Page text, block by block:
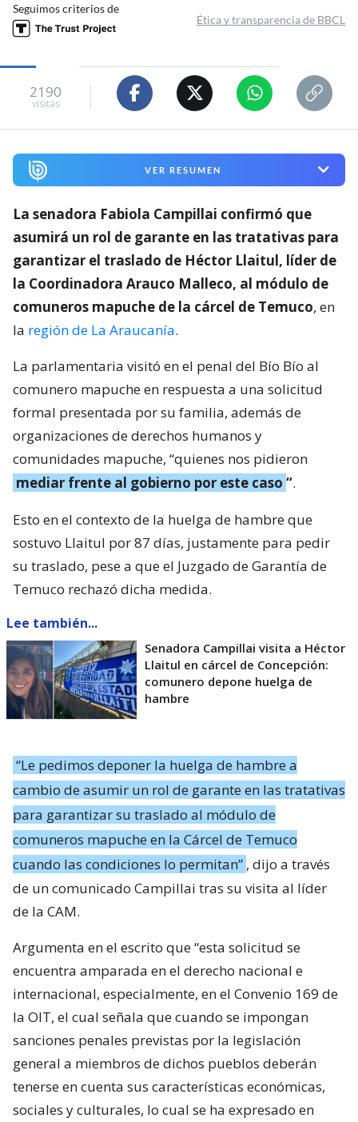
Seguimos criterios de
Ética y transparencia de BBCL
2190
visitas
VER RESUMEN
La senadora Fabiola Campillai confirmó que
asumirá un rol de garante en las tratativas para
garantizar el traslado de Héctor Llaitul, líder de
la Coordinadora Arauco Malleco, al módulo de
comuneros mapuche de la cárcel de Temuco, en
la región de La Araucanía.
La parlamentaria visitó en el penal del Bío Bío al
comunero mapuche en respuesta a una solicitud
formal presentada por su familia, además de
organizaciones de derechos humanos y
comunidades mapuche, “quienes nos pidieron
mediar frente al gobierno por este caso “.
Esto en el contexto de la huelga de hambre que
sostuvo Llaitul por 87 días, justamente para pedir
su traslado, pese a que el Juzgado de Garantía de
Temuco rechazó dicha medida.
Lee también...
Senadora Campillai visita a Héctor
Llaitul en cárcel de Concepción:
comunero depone huelga de
hambre
“Le pedimos deponer la huelga de hambre a
cambio de asumir un rol de garante en las tratativas
para garantizar su traslado al módulo de
comuneros mapuche en la Cárcel de Temuco
cuando las condiciones lo permitan” , dijo a través
de un comunicado Campillai tras su visita al líder
de la CAM.
Argumenta en el escrito que “esta solicitud se
encuentra amparada en el derecho nacional e
internacional, especialmente, en el Convenio 169 de
la OIT, el cual señala que cuando se impongan
sanciones penales previstas por la legislación
general a miembros de dichos pueblos deberán
tenerse en cuenta sus características económicas,
sociales y culturales, lo cual se ha expresado en